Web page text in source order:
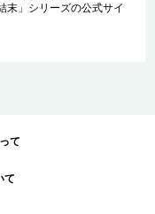
」シリーズの公式サイ
て
て